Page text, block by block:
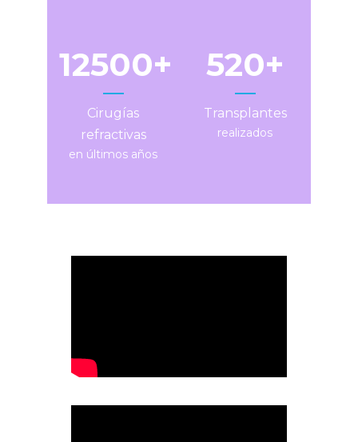
12500
Cirugías
refractivas
en últimos años
520
Transplantes
realizados